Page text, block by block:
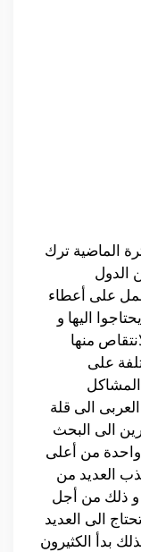
الماضية ترك
الدول
على أعطاء
اليها و
منها
على
الى قلة
الى البحث
واحدة من أعلى
العديد من
و ذلك من أجل
الى العديد
بدأ الكثيرون